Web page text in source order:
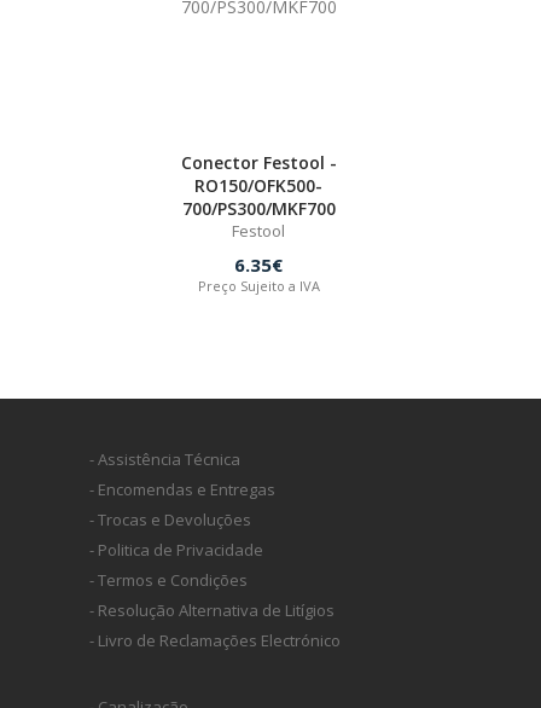
Conector Festool -
RO150/OFK500-
700/PS300/MKF700
Festool
6.35€
Preço Sujeito a IVA
- Assistência Técnica
- Encomendas e Entregas
- Trocas e Devoluções
- Politica de Privacidade
- Termos e Condições
- Resolução Alternativa de Litígios
- Livro de Reclamações Electrónico